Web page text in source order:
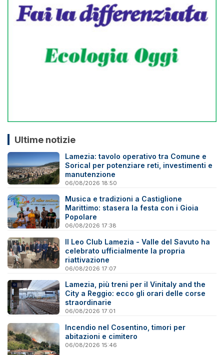
Ultime notizie
Lamezia: tavolo operativo tra Comune e
Sorical per potenziare reti, investimenti e
manutenzione
06/08/2026 18:50
Musica e tradizioni a Castiglione
Marittimo: stasera la festa con i Gioia
Popolare
06/08/2026 17:38
Il Leo Club Lamezia - Valle del Savuto ha
celebrato ufficialmente la propria
riattivazione
06/08/2026 17:07
Lamezia, più treni per il Vinitaly and the
City a Reggio: ecco gli orari delle corse
straordinarie
06/08/2026 17:01
Incendio nel Cosentino, timori per
abitazioni e cimitero
06/08/2026 15:46